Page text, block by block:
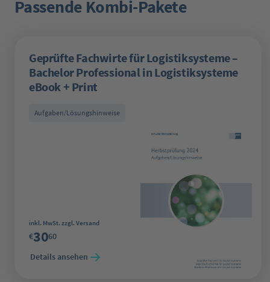
Passende Kombi-Pakete
Geprüfte Fachwirte für Logistiksysteme –
Bachelor Professional in Logistiksysteme
eBook + Print
Aufgaben/Lösungshinweise
Regulärer Preis:
inkl. MwSt. zzgl. Versand
€3060
Details ansehen